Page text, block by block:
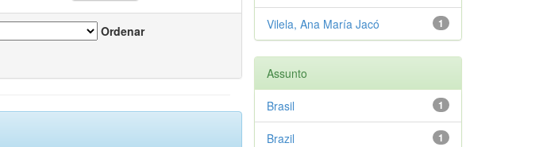
Ordenar
1
Vilela, Ana María Jacó
Assunto
1
Brasil
1
Brazil